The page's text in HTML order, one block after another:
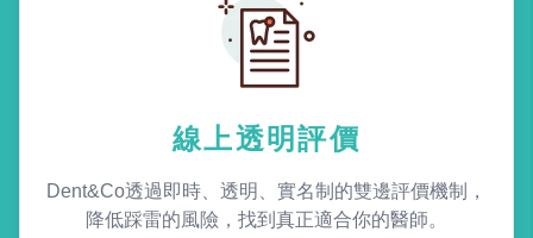
線上透明評價
Dent&Co透過即時、透明、實名制的雙邊評價機制，
降低踩雷的風險，找到真正適合你的醫師。